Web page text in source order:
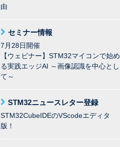
由
セミナー情報
7月28日開催
【ウェビナー】STM32マイコンで始め
る実践エッジAI ～画像認識を中心とし
て～
STM32ニュースレター登録
STM32CubeIDEのVScodeエディタ
版！